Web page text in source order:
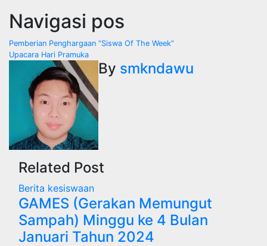
Navigasi pos
Pemberian Penghargaan “Siswa Of The Week”
Upacara Hari Pramuka
By smkndawu
Related Post
Berita kesiswaan
GAMES (Gerakan Memungut
Sampah) Minggu ke 4 Bulan
Januari Tahun 2024